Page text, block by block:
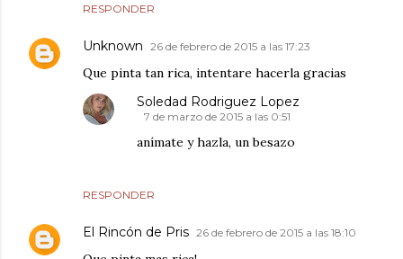
RESPONDER
Unknown 26 de febrero de 2015 a las 17:23
Que pinta tan rica, intentare hacerla gracias
RESPONDER
Soledad Rodriguez Lopez
7 de marzo de 2015 a las 0:51
anímate y hazla, un besazo
El Rincón de Pris 26 de febrero de 2015 a las 18:10